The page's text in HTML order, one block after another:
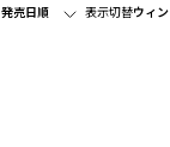
発売日順 表示切替ウィ